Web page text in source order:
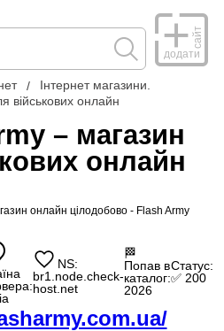
додати
сайт
Інтернет магазини.
військових онлайн
– магазин
онлайн
онлайн цілодобово - Flash Army
NS:
br1.node.check-
host.net
🏁
Попав в
каталог:
2026
Статус:
✅ 200